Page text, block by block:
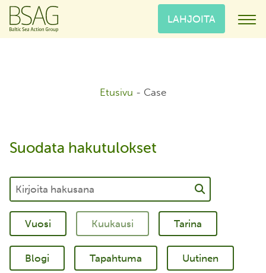
LAHJOITA
Etusivu - Case
Suodata hakutulokset
Tarina
Blogi Tapahtuma Uutinen